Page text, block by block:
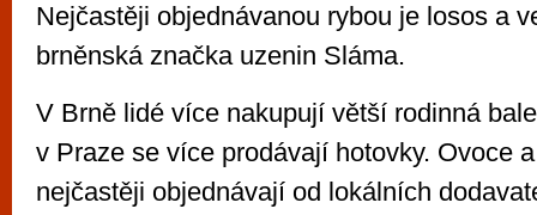
Nejčastěji objednávanou rybou je losos a
brněnská značka uzenin Sláma.
V Brně lidé více nakupují větší rodinná
v Praze se více prodávají hotovky. Ovoce
nejčastěji objednávají od lokálních